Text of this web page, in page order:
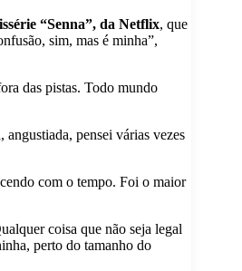
“Senna”, da Netflix, que
sim, mas é minha”,
das pistas. Todo mundo
pensei várias vezes
com o tempo. Foi o maior
coisa que não seja legal
perto do tamanho do